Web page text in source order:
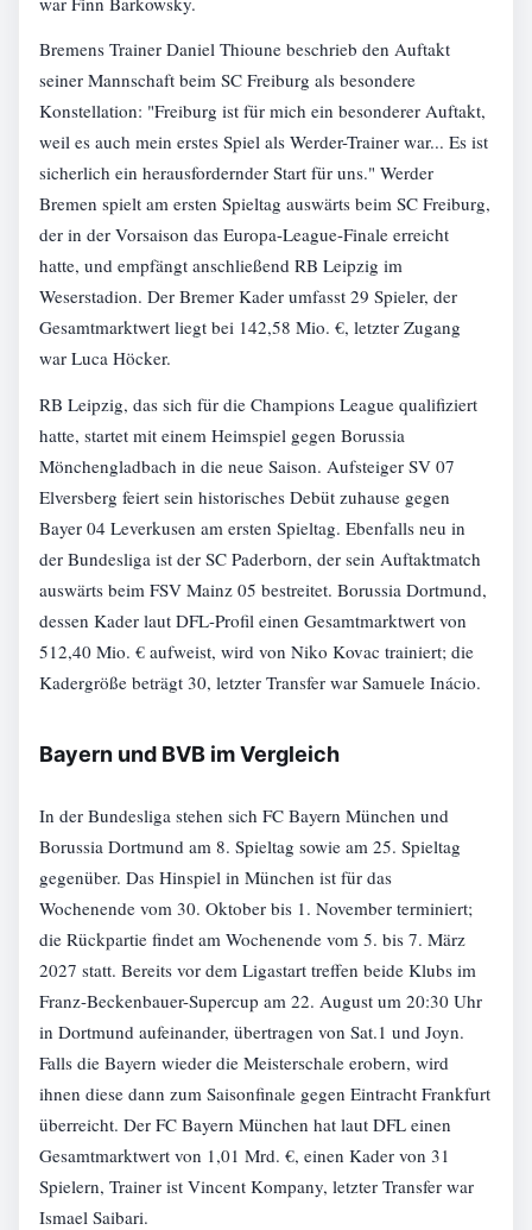
Bremens Trainer Daniel Thioune beschrieb den Auftakt
seiner Mannschaft beim SC Freiburg als besondere
Konstellation: "Freiburg ist für mich ein besonderer Auftakt,
weil es auch mein erstes Spiel als Werder-Trainer war... Es ist
sicherlich ein herausfordernder Start für uns." Werder
Bremen spielt am ersten Spieltag auswärts beim SC Freiburg,
der in der Vorsaison das Europa-League-Finale erreicht
hatte, und empfängt anschließend RB Leipzig im
Weserstadion. Der Bremer Kader umfasst 29 Spieler, der
Gesamtmarktwert liegt bei 142,58 Mio. €, letzter Zugang
war Luca Höcker.
RB Leipzig, das sich für die Champions League qualifiziert
hatte, startet mit einem Heimspiel gegen Borussia
Mönchengladbach in die neue Saison. Aufsteiger SV 07
Elversberg feiert sein historisches Debüt zuhause gegen
Bayer 04 Leverkusen am ersten Spieltag. Ebenfalls neu in
der Bundesliga ist der SC Paderborn, der sein Auftaktmatch
auswärts beim FSV Mainz 05 bestreitet. Borussia Dortmund,
dessen Kader laut DFL-Profil einen Gesamtmarktwert von
512,40 Mio. € aufweist, wird von Niko Kovac trainiert; die
Kadergröße beträgt 30, letzter Transfer war Samuele Inácio.
Bayern und BVB im Vergleich
In der Bundesliga stehen sich FC Bayern München und
Borussia Dortmund am 8. Spieltag sowie am 25. Spieltag
gegenüber. Das Hinspiel in München ist für das
Wochenende vom 30. Oktober bis 1. November terminiert;
die Rückpartie findet am Wochenende vom 5. bis 7. März
2027 statt. Bereits vor dem Ligastart treffen beide Klubs im
Franz-Beckenbauer-Supercup am 22. August um 20:30 Uhr
in Dortmund aufeinander, übertragen von Sat.1 und Joyn.
Falls die Bayern wieder die Meisterschale erobern, wird
ihnen diese dann zum Saisonfinale gegen Eintracht Frankfurt
überreicht. Der FC Bayern München hat laut DFL einen
Gesamtmarktwert von 1,01 Mrd. €, einen Kader von 31
Spielern, Trainer ist Vincent Kompany, letzter Transfer war
Ismael Saibari.